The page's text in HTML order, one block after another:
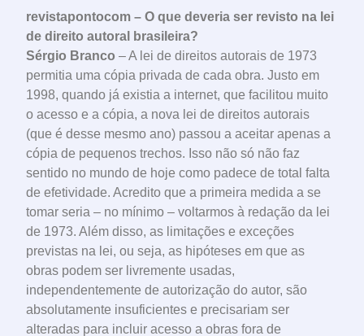
revistapontocom – O que deveria ser revisto na lei
de direito autoral brasileira?
Sérgio Branco – A lei de direitos autorais de 1973
permitia uma cópia privada de cada obra. Justo em
1998, quando já existia a internet, que facilitou muito
o acesso e a cópia, a nova lei de direitos autorais
(que é desse mesmo ano) passou a aceitar apenas a
cópia de pequenos trechos. Isso não só não faz
sentido no mundo de hoje como padece de total falta
de efetividade. Acredito que a primeira medida a se
tomar seria – no mínimo – voltarmos à redação da lei
de 1973. Além disso, as limitações e exceções
previstas na lei, ou seja, as hipóteses em que as
obras podem ser livremente usadas,
independentemente de autorização do autor, são
absolutamente insuficientes e precisariam ser
alteradas para incluir acesso a obras fora de